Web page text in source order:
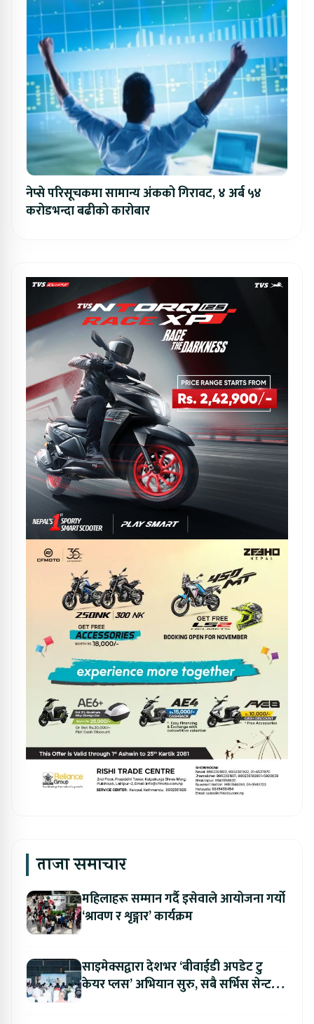
नेप्से परिसूचकमा सामान्य अंकको गिरावट, ४ अर्ब ५४
करोडभन्दा बढीको कारोबार
ताजा समाचार
महिलाहरू सम्मान गर्दै इसेवाले आयोजना गर्यो
‘श्रावण र शृङ्गार’ कार्यक्रम
साइमेक्सद्वारा देशभर ‘बीवाईडी अपडेट टु
केयर प्लस’ अभियान सुरु, सबै सर्भिस सेन्टरमा